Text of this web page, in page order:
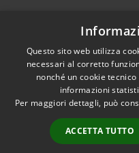
RSS
Accessibilità
Cookie
Mappa del sito
WebMail
Questo sito web utilizza
necessari al corretto
nonché un cookie
informazioni
Per maggiori dettagli, può
ACCETTA TUTTO